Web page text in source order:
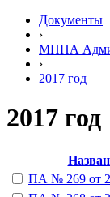
Документы
›
МНПА
›
2017 год
2017 год
ПА № 269 от